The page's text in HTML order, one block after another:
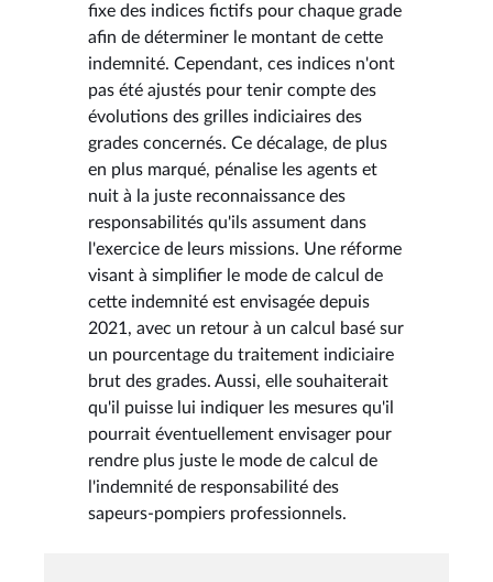
fixe des indices fictifs pour chaque grade
afin de déterminer le montant de cette
indemnité. Cependant, ces indices n'ont
pas été ajustés pour tenir compte des
évolutions des grilles indiciaires des
grades concernés. Ce décalage, de plus
en plus marqué, pénalise les agents et
nuit à la juste reconnaissance des
responsabilités qu'ils assument dans
l'exercice de leurs missions. Une réforme
visant à simplifier le mode de calcul de
cette indemnité est envisagée depuis
2021, avec un retour à un calcul basé sur
un pourcentage du traitement indiciaire
brut des grades. Aussi, elle souhaiterait
qu'il puisse lui indiquer les mesures qu'il
pourrait éventuellement envisager pour
rendre plus juste le mode de calcul de
l'indemnité de responsabilité des
sapeurs-pompiers professionnels.